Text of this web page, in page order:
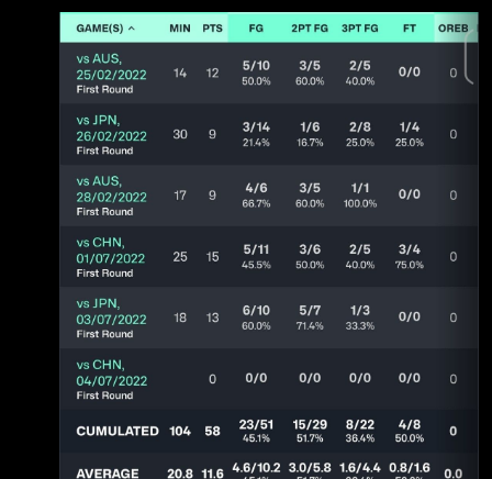
灣分校，採取分組雙循環加四強交叉 對戰。 台
灣藍本屆將與日本、南韓、菲律賓同為A組，不
過今公布賽制時卻寫道，藍隊與另三隊 戰績最
佳者和B組前2名晉級4
國際賽被嫌成這樣 近兩年的選秀狀元感覺也沒
有關注度 大家幫P想想辦法還能行銷哪個球員
嗎？ --